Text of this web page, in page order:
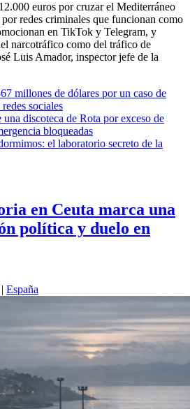
euros por cruzar el Mediterráneo
redes criminales que funcionan como
en TikTok y Telegram, y
narcotráfico como del tráfico de
Luis Amador, inspector jefe de la
millones de dólares por un caso de
sociales
discoteca de Rota por exceso de
bloqueadas
el laboratorio secreto de la
en Ceuta marca una
política y duelo en
| España